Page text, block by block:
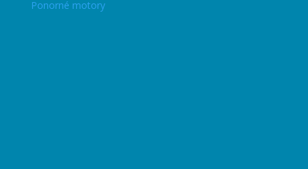
Ponorné motory